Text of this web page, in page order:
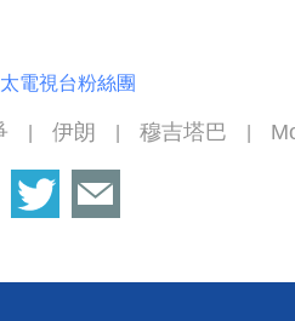
電視台粉絲團
伊朗 穆吉塔巴